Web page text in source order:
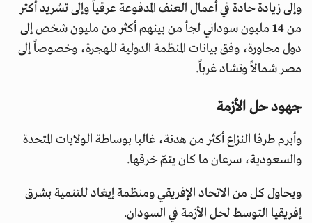
وإلى زيادة حادة في أعمال العنف المدفوعة عرقياً وإلى تشريد أكثر
من 14 مليون سوداني لجأ من بينهم أكثر من مليون شخص إلى
دول مجاورة، وفق بيانات المنظمة الدولية للهجرة، وخصوصاً إلى
مصر شمالاً وتشاد غرباً.
جهود حل الأزمة
وأبرم طرفا النزاع أكثر من هدنة، غالبا بوساطة الولايات المتحدة
والسعودية، سرعان ما كان يتمّ خرقها.
ويحاول كل من الاتحاد الإفريقي ومنظمة إيغاد للتنمية بشرق
إفريقيا التوسط لحل الأزمة في السودان.